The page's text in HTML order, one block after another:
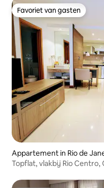
Favoriet van gasten
Favoriet van gasten
Appartement in Rio de
Topflat, vlakbij Rio Centro,